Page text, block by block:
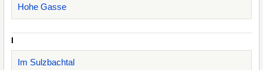
Hohe Gasse
I
Im Sulzbachtal